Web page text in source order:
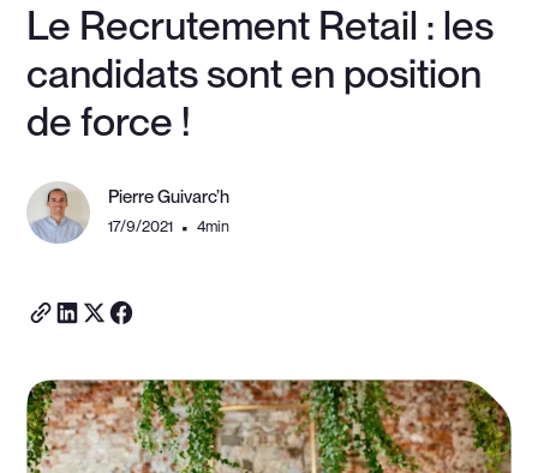
Le Recrutement Retail : les
candidats sont en position
de force !
Pierre Guivarc’h
17/9/2021 • 4min